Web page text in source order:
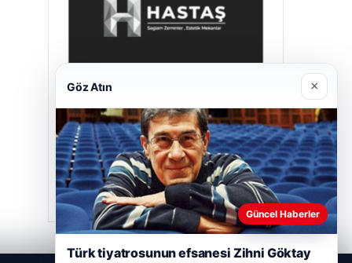
Hastaş Beton
26/05/2026
Göz Atın ×
Güncel Haberler
Türk tiyatrosunun efsanesi Zihni Göktay